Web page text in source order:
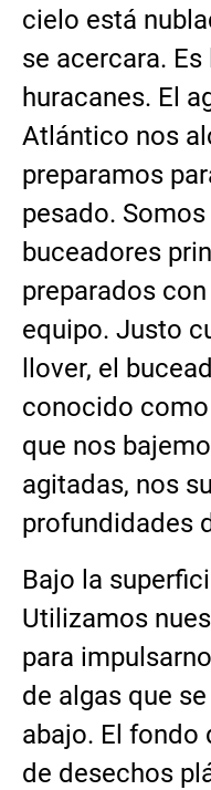
cielo está
se acercara.
huracanes. El
Atlántico nos
preparamos
pesado.
buceadores
preparados
equipo. Justo
llover, el
conocido
que nos
agitadas, nos
profundidades
Bajo la
Utilizamos
para
de algas que
abajo. El fondo
de desechos